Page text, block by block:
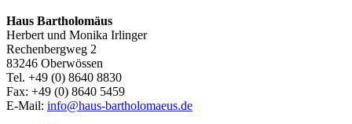
Haus Bartholomäus
Herbert und Monika Irlinger
Rechenbergweg 2
83246 Oberwössen
Tel. +49 (0) 8640 8830
Fax: +49 (0) 8640 5459
E-Mail: info@haus-bartholomaeus.de